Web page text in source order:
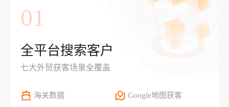
01
全平台搜索客户
七大外贸获客场景全覆盖
海关数据 Google地图获客